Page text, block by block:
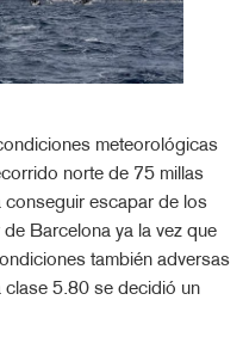
meteorológicas
norte de 75 millas
conseguir escapar de los
Barcelona ya la vez que
también adversas
clase 5.80 se decidió un